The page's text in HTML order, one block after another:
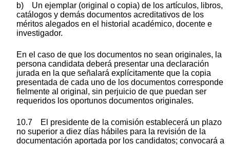
b) Un ejemplar (original o copia) de los artículos, libros,
catálogos y demás documentos acreditativos de los
méritos alegados en el historial académico, docente e
investigador.
En el caso de que los documentos no sean originales, la
persona candidata deberá presentar una declaración
jurada en la que señalará explícitamente que la copia
presentada de cada uno de los documentos corresponde
fielmente al original, sin perjuicio de que puedan ser
requeridos los oportunos documentos originales.
10.7 El presidente de la comisión establecerá un plazo
no superior a diez días hábiles para la revisión de la
documentación aportada por los candidatos; convocará a